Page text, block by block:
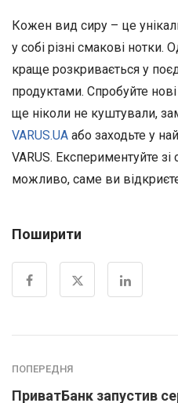
Кожен вид сиру – це
у собі різні смакові нотки.
краще розкривається у
продуктами. Спробуйте
ще ніколи не куштували,
VARUS.UA або заходьте у
VARUS. Експериментуйте
можливо, саме ви
Поширити
ПОПЕРЕДНЯ
ПриватБанк запустив